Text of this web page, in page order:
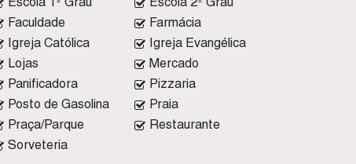
Faculdade
Farmácia
Igreja Católica
Igreja Evangélica
Lojas
Mercado
Panificadora
Pizzaria
Posto de Gasolina
Praia
Praça/Parque
Restaurante
Sorveteria